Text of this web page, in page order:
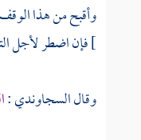
وأقبح من هذا
] فإن اضطر لأجل
وقالالسجاوندي: